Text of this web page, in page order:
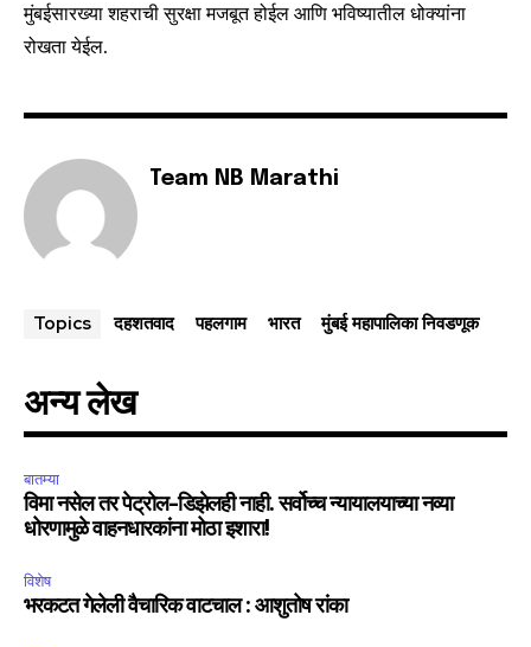
मुंबईसारख्या शहराची सुरक्षा मजबूत होईल आणि भविष्यातील धोक्यांना
रोखता येईल.
Team NB Marathi
Topics दहशतवाद पहलगाम भारत मुंबई महापालिका निवडणूक
अन्य लेख
बातम्या
विमा नसेल तर पेट्रोल-डिझेलही नाही. सर्वोच्च न्यायालयाच्या नव्या
धोरणामुळे वाहनधारकांना मोठा इशारा!
विशेष
भरकटत गेलेली वैचारिक वाटचाल : आशुतोष रांका